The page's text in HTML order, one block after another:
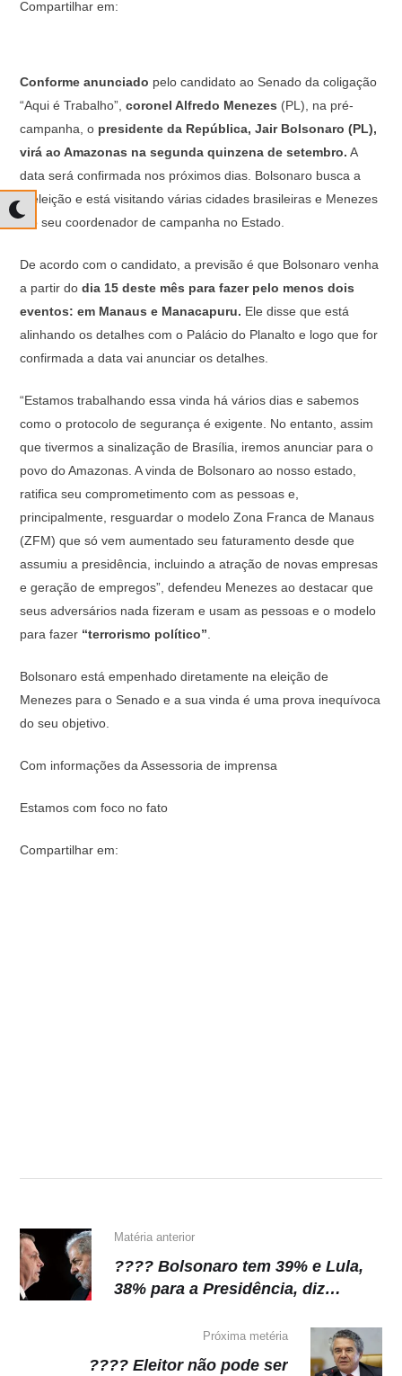
Compartilhar em:
Conforme anunciado pelo candidato ao Senado da coligação
“Aqui é Trabalho”, coronel Alfredo Menezes (PL), na pré-
campanha, o presidente da República, Jair Bolsonaro (PL),
virá ao Amazonas na segunda quinzena de setembro. A
data será confirmada nos próximos dias. Bolsonaro busca a
reeleição e está visitando várias cidades brasileiras e Menezes
é o seu coordenador de campanha no Estado.
De acordo com o candidato, a previsão é que Bolsonaro venha
a partir do dia 15 deste mês para fazer pelo menos dois
eventos: em Manaus e Manacapuru. Ele disse que está
alinhando os detalhes com o Palácio do Planalto e logo que for
confirmada a data vai anunciar os detalhes.
“Estamos trabalhando essa vinda há vários dias e sabemos
como o protocolo de segurança é exigente. No entanto, assim
que tivermos a sinalização de Brasília, iremos anunciar para o
povo do Amazonas. A vinda de Bolsonaro ao nosso estado,
ratifica seu comprometimento com as pessoas e,
principalmente, resguardar o modelo Zona Franca de Manaus
(ZFM) que só vem aumentado seu faturamento desde que
assumiu a presidência, incluindo a atração de novas empresas
e geração de empregos”, defendeu Menezes ao destacar que
seus adversários nada fizeram e usam as pessoas e o modelo
para fazer “terrorismo político”.
Bolsonaro está empenhado diretamente na eleição de
Menezes para o Senado e a sua vinda é uma prova inequívoca
do seu objetivo.
Com informações da Assessoria de imprensa
Estamos com foco no fato
Compartilhar em:
Matéria anterior
???? Bolsonaro tem 39% e Lula,
38% para a Presidência, diz
aparece na frente em mais um
pesquisa
Próxima metéria
???? Eleitor não pode ser